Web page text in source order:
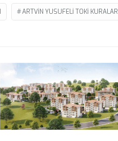
ARTVIN YUSUFELI TOKI KURALARI